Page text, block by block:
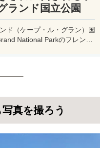
ランド国立公園
ド（ケープ・ル・グラン）国
National Parkのフレンチ
真を撮ろう